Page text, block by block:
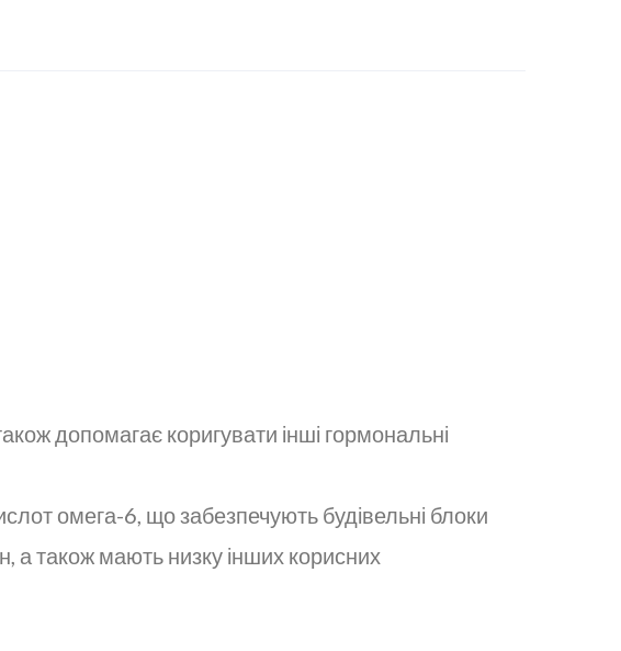
допомагає коригувати інші гормональні
омега-6, що забезпечують будівельні блоки
а також мають низку інших корисних